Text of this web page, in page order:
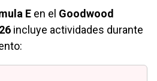
E en el Goodwood
incluye actividades durante